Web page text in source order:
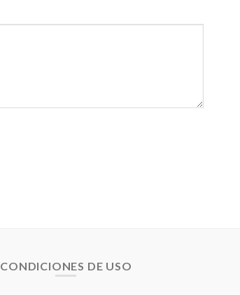
CONDICIONES DE USO